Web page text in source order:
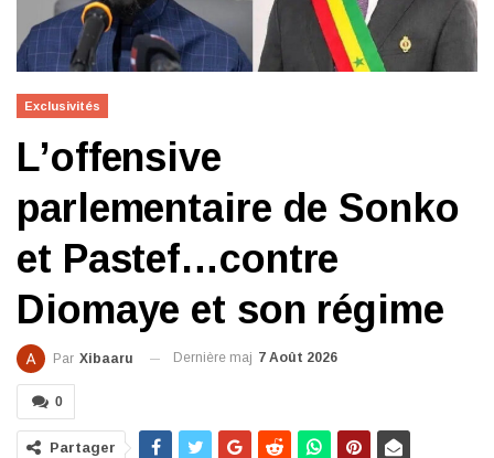
Exclusivités
L’offensive
parlementaire de Sonko
et Pastef…contre
Diomaye et son régime
Par Xibaaru Dernière maj 7 Août 2026
0
Partager